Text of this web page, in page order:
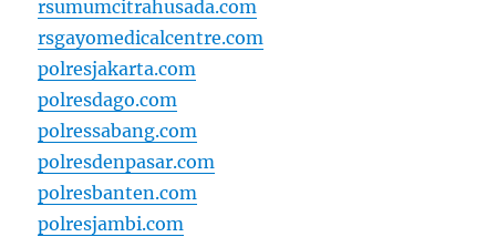
rsumumcitrahusada.com
rsgayomedicalcentre.com
polresjakarta.com
polresdago.com
polressabang.com
polresdenpasar.com
polresbanten.com
polresjambi.com